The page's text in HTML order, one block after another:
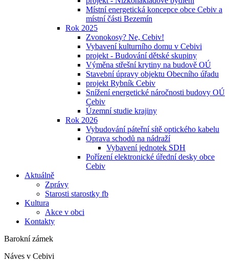
Místní energetická koncepce obce Cebiv a
místní části Bezemín
Rok 2025
Zvonokosy? Ne, Cebiv!
Vybavení kulturního domu v Cebivi
projekt - Budování dětské skupiny
Výměna střešní krytiny na budově OÚ
Stavební úpravy objektu Obecního úřadu
projekt Rybník Cebiv
Snížení energetické náročnosti budovy OÚ
Cebiv
Územní studie krajiny
Rok 2026
Vybudování páteřní sítě optického kabelu
Oprava schodů na nádraží
Vybavení jednotek SDH
Pořízení elektronické úřední desky obce
Cebiv
Aktuálně
Zprávy
Starosti starostky fb
Kultura
Akce v obci
Kontakty
Barokní zámek
Náves v Cebivi